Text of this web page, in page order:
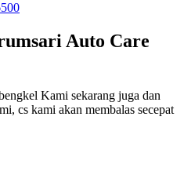
Auto Care
Kami sekarang juga dan
cs kami akan membalas secepat